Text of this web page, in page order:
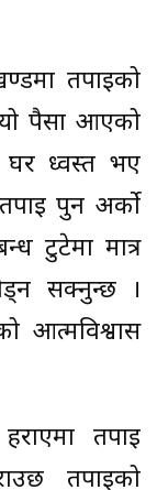
तपाइको
पैसा आएको
घर ध्वस्त भए
पुन अर्को
टुटेमा मात्र
सक्नुहुन्छ ।
आत्मविश्वास
तपाइ
तपाइको